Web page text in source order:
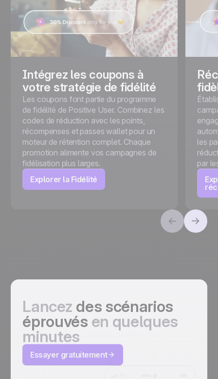
Intégrez les coupons à
votre stratégie de fidélité
Les coupons font partie du programme
de fidélité de Positive User. Combinez les
codes de réduction avec les points,
récompenses et passes wallet pour un
moteur de rétention complet. Chaque
promotion alimente vos campagnes de
fidélisation plus larges.
Explorer la Fidélité
les
par
Lancez des scénarios
éprouvés en quelques
minutes
Essayer gratuitement